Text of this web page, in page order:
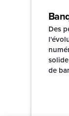
Des
de